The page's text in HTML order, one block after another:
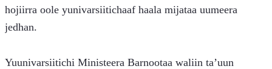
hojiirra oole yunivarsiitichaaf haala mijataa uumeera
jedhan.
Yuunivarsiitichi Ministeera Barnootaa waliin ta’uun